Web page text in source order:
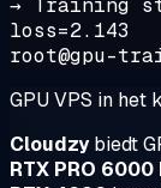
→ Training
loss=2.143
root@gpu-
GPU VPS in het
Cloudzybiedt
RTX PRO